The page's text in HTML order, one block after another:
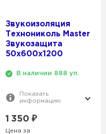
Звукоизоляция
Технониколь Master
Звукозащита
50х600х1200
В наличии 888 уп.
Показать
информацию
1 350 ₽
Цена за
Изомин